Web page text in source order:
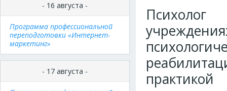
- 16 августа -
Программа профессиональной
переподготовки «Интернет-
маркетинг»
- 17 августа -
Психолог